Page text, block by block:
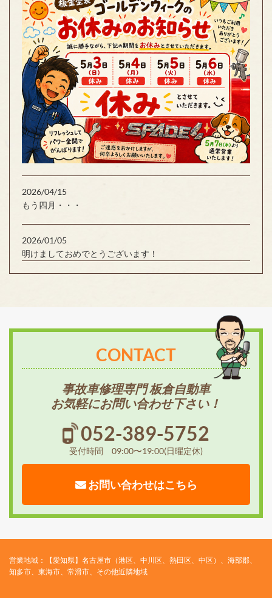
2026/04/15
もう四月・・・
2026/01/05
明けましておめでとうございます！
CONTACT
事故車修理専門 板倉自動車
お気軽にお問い合わせ下さい！
052-389-5752
受付時間 09:00〜19:00(日曜定休)
お問い合わせはこちら
営業地域：【愛知県】名古屋市（港区、中川区、熱田区、中区）、海部郡、
知多市、東海市、常滑市、その他近隣地域